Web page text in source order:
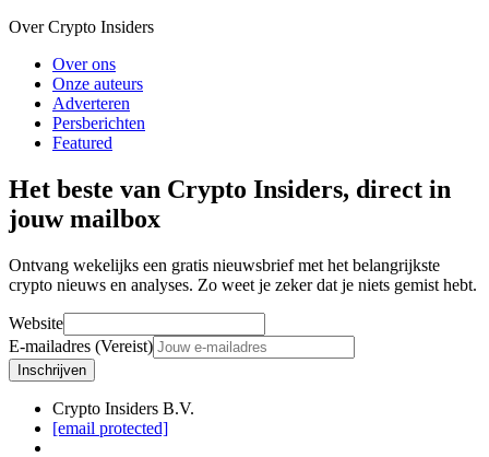
Over Crypto Insiders
Over ons
Onze auteurs
Adverteren
Persberichten
Featured
Het beste van Crypto Insiders, direct in
jouw mailbox
Ontvang wekelijks een gratis nieuwsbrief met het belangrijkste
crypto nieuws en analyses. Zo weet je zeker dat je niets gemist hebt.
Website
E-mailadres (Vereist)
Inschrijven
Crypto Insiders B.V.
[email protected]